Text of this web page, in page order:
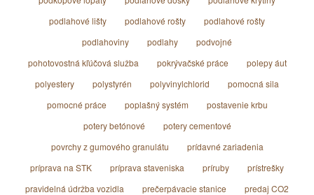
podlahové lišty
podlahové rošty
podlahové rošty
podlahoviny
podlahy
podvojné
pohotovostná kľúčová služba
pokrývačské práce
polepy áut
polyestery
polystyrén polyvinylchlorid
pomocná sila
pomocné práce
poplašný systém
postavenie krbu
potery betónové
potery cementové
povrchy z gumového granulátu
prídavné zariadenia
príprava na STK
príprava staveniska príruby
prístrešky
pravidelná údržba vozidla
prečerpávacie stanice
predaj CO2